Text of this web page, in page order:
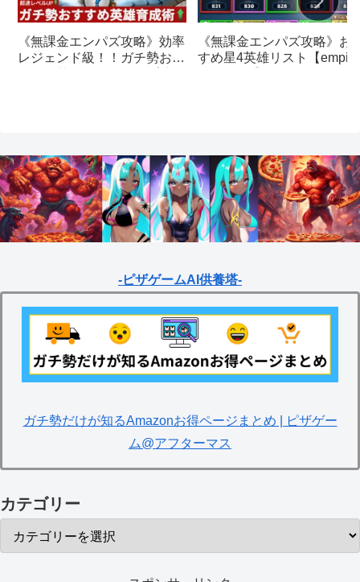
《無課金エンパズ攻略》効率
レジェンド級！！ガチ勢おす
《無課金エンパズ攻略》お
すめ星4英雄リスト【
-ピザゲームAI供養塔-
ガチ勢だけが知るAmazonお得ページまとめ | ピザゲー
ム@アフターマス
カテゴリー